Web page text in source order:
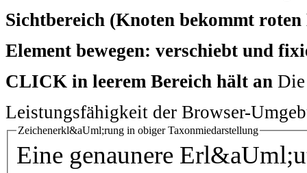
Sichtbereich (Knoten bekommt
Element bewegen: verschiebt und
CLICK in leerem Bereich hält an
Leistungsfähigkeit der Browser-
Zeichenerkl&aUml;rung in obiger Taxonmiedarstellung
Eine genaunere